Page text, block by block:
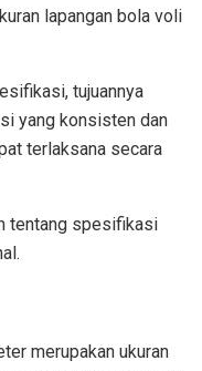
lapangan bola voli
tujuannya
yang konsisten dan
terlaksana secara
tentang spesifikasi
merupakan ukuran